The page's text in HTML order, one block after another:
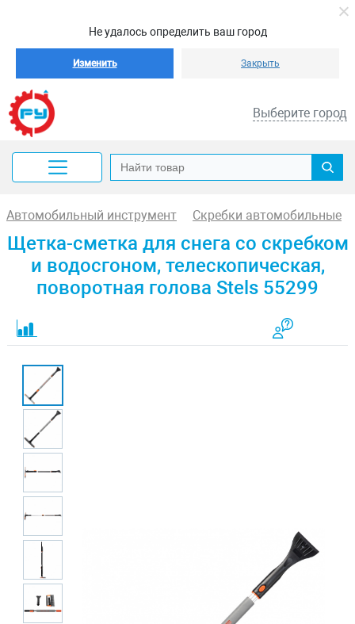
Не удалось определить ваш город
Изменить Закрыть
Выберите город
Автомобильный инструмент Скребки автомобильные
Щетка-сметка для снега со скребком
и водосгоном, телескопическая,
поворотная голова Stels 55299